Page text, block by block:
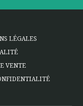
LÉGALES
VENTE